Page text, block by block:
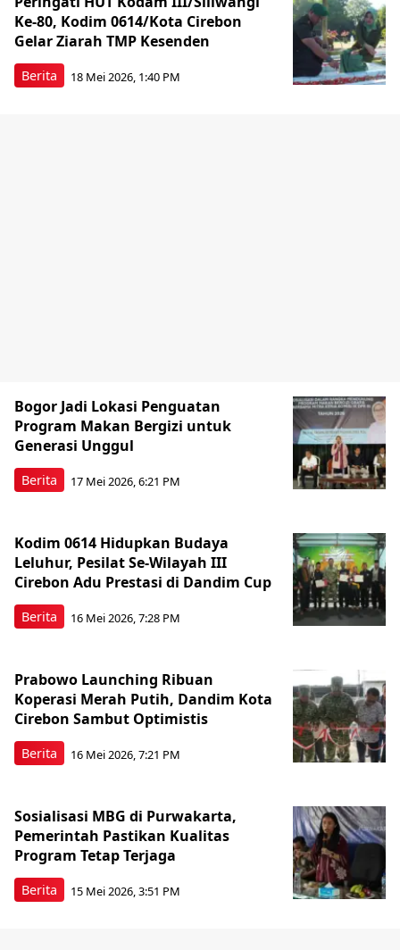
Berita
Ke-80, Kodim 0614/Kota Cirebon
Gelar Ziarah TMP Kesenden
18 Mei 2026, 1:40 PM
Berita
Bogor Jadi Lokasi Penguatan
Program Makan Bergizi untuk
Generasi Unggul
17 Mei 2026, 6:21 PM
Berita
Kodim 0614 Hidupkan Budaya
Leluhur, Pesilat Se-Wilayah III
Cirebon Adu Prestasi di Dandim Cup
16 Mei 2026, 7:28 PM
Berita
Prabowo Launching Ribuan
Koperasi Merah Putih, Dandim Kota
Cirebon Sambut Optimistis
16 Mei 2026, 7:21 PM
Berita
Sosialisasi MBG di Purwakarta,
Pemerintah Pastikan Kualitas
Program Tetap Terjaga
15 Mei 2026, 3:51 PM